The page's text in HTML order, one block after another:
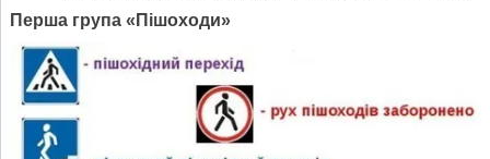
Перша група «Пішоходи»